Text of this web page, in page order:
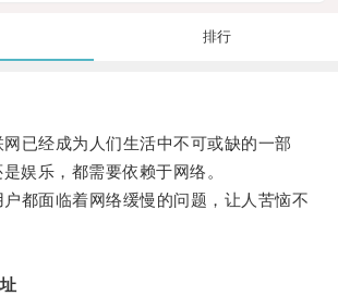
排行
经成为人们生活中不可或缺的一部
娱乐，都需要依赖于网络。
面临着网络缓慢的问题，让人苦恼不